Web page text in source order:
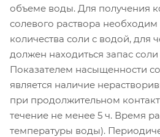
объеме воды. Для получения
солевого раствора
количества соли с водой, для
должен находиться запас
Показателем насыщенности
является наличие
при продолжительном
течение не менее 5 ч. Время
температуры воды).